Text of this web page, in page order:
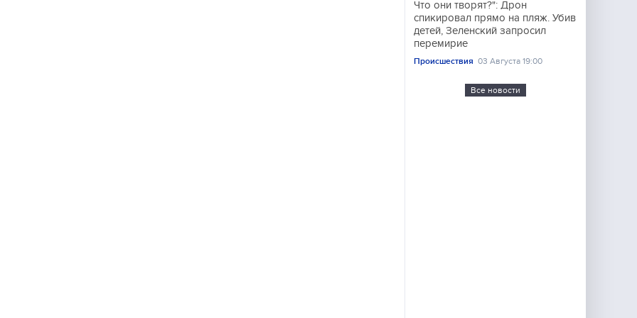
Что они творят?": Дрон
спикировал прямо на пляж. Убив
детей, Зеленский запросил
перемирие
Происшествия 03 Августа 19:00
Все новости